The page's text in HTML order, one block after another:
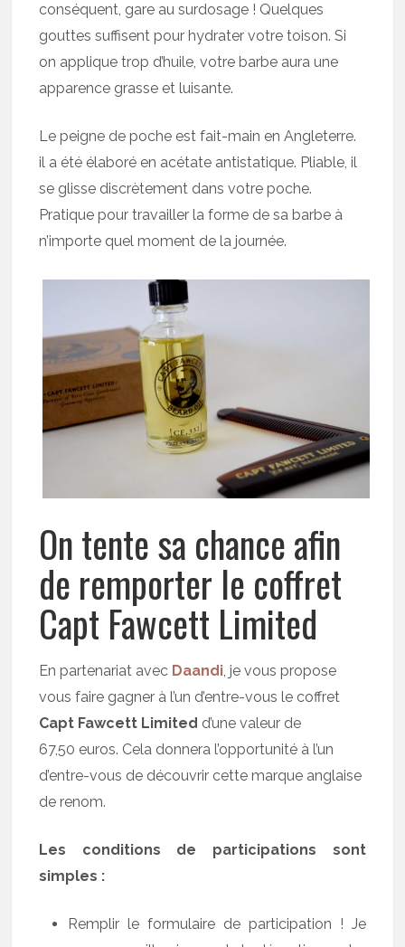
conséquent, gare au surdosage ! Quelques
gouttes suffisent pour hydrater votre toison. Si
on applique trop d’huile, votre barbe aura une
apparence grasse et luisante.
Le peigne de poche est fait-main en Angleterre.
il a été élaboré en acétate antistatique. Pliable, il
se glisse discrètement dans votre poche.
Pratique pour travailler la forme de sa barbe à
n’importe quel moment de la journée.
On tente sa chance afin
de remporter le coffret
Capt Fawcett Limited
En partenariat avec Daandi, je vous propose
vous faire gagner à l’un d’entre-vous le coffret
Capt Fawcett Limited d’une valeur de
67,50 euros. Cela donnera l’opportunité à l’un
d’entre-vous de découvrir cette marque anglaise
de renom.
Les conditions de participations sont
simples :
Remplir le formulaire de participation ! Je